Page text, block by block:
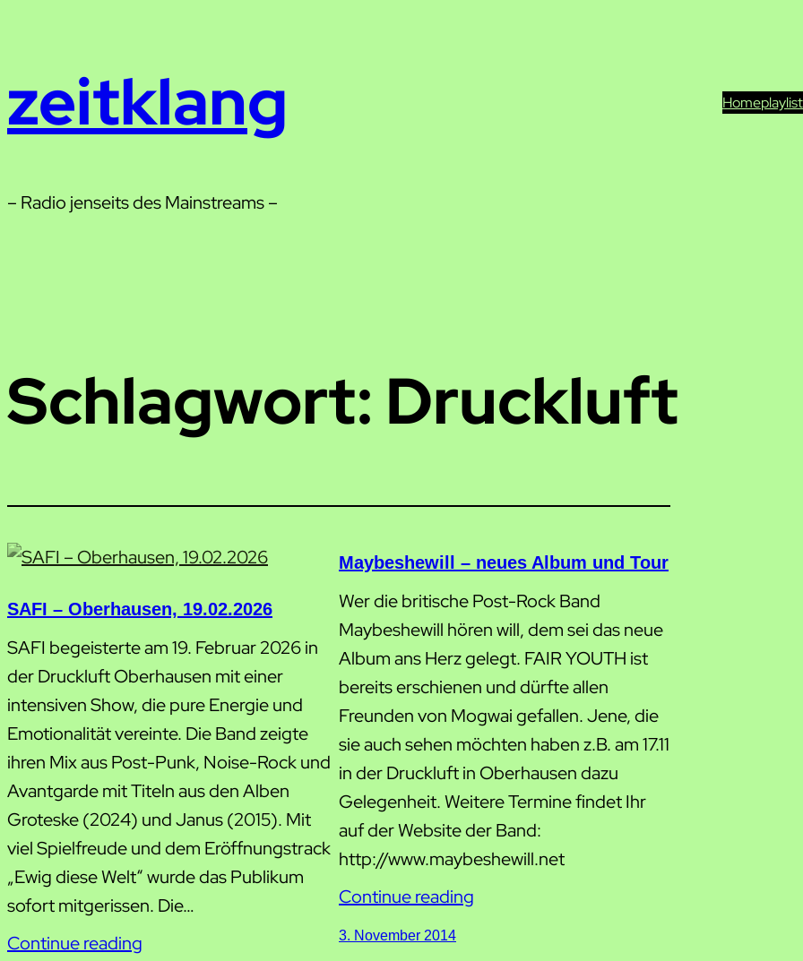
zeitklang Home
– Radio jenseits des Mainstreams –
Schlagwort: Druckluft
SAFI – Oberhausen, 19.02.2026
SAFI begeisterte am 19. Februar 2026 in
der Druckluft Oberhausen mit einer
intensiven Show, die pure Energie und
Emotionalität vereinte. Die Band zeigte
ihren Mix aus Post-Punk, Noise-Rock und
Avantgarde mit Titeln aus den Alben
Groteske (2024) und Janus (2015). Mit
viel Spielfreude und dem Eröffnungstrack
„Ewig diese Welt“ wurde das Publikum
sofort mitgerissen. Die…
Continue reading
Maybeshewill – neues Album und Tour
Wer die britische Post-Rock Band
Maybeshewill hören will, dem sei das neue
Album ans Herz gelegt. FAIR YOUTH ist
bereits erschienen und dürfte allen
Freunden von Mogwai gefallen. Jene, die
sie auch sehen möchten haben z.B. am 17.11
in der Druckluft in Oberhausen dazu
Gelegenheit. Weitere Termine findet Ihr
auf der Website der Band:
http://www.maybeshewill.net
Continue reading
3. November 2014